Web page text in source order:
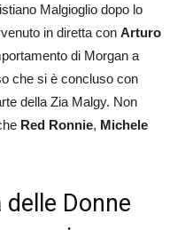
Malgioglio dopo lo
in diretta con Arturo
di Morgan a
che si è concluso con
della Zia Malgy. Non
Red Ronnie, Michele
delle Donne